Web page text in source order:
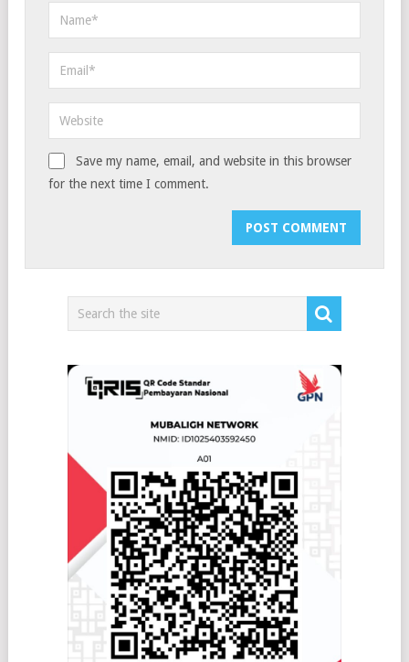
Save my name, email, and website in this browser
for the next time I comment.